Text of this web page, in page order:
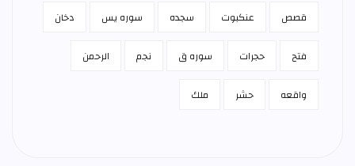
قصص عنكبوت سجده سوره يس دخان
فتح حجرات سوره ق نجم الرحمن
واقعه حشر ملك